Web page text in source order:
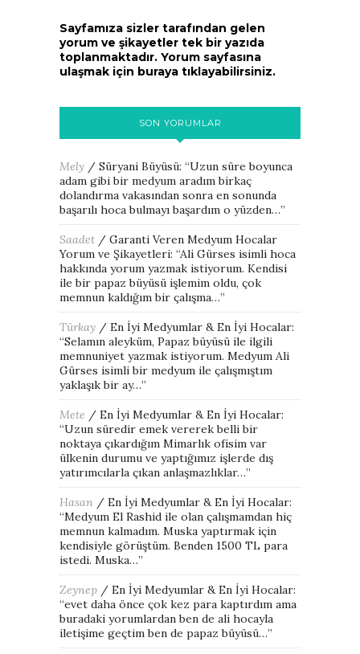
Sayfamıza sizler tarafından gelen
yorum ve şikayetler tek bir yazıda
toplanmaktadır. Yorum sayfasına
ulaşmak için buraya tıklayabilirsiniz.
SON YORUMLAR
Mely / Süryani Büyüsü: “Uzun süre boyunca
adam gibi bir medyum aradım birkaç
dolandırma vakasından sonra en sonunda
başarılı hoca bulmayı başardım o yüzden…”
Saadet / Garanti Veren Medyum Hocalar
Yorum ve Şikayetleri: “Ali Gürses isimli hoca
hakkında yorum yazmak istiyorum. Kendisi
ile bir papaz büyüsü işlemim oldu, çok
memnun kaldığım bir çalışma…”
Türkay / En İyi Medyumlar & En İyi Hocalar:
“Selamın aleyküm, Papaz büyüsü ile ilgili
memnuniyet yazmak istiyorum. Medyum Ali
Gürses isimli bir medyum ile çalışmıştım
yaklaşık bir ay…”
Mete / En İyi Medyumlar & En İyi Hocalar:
“Uzun süredir emek vererek belli bir
noktaya çıkardığım Mimarlık ofisim var
ülkenin durumu ve yaptığımız işlerde dış
yatırımcılarla çıkan anlaşmazlıklar…”
Hasan / En İyi Medyumlar & En İyi Hocalar:
“Medyum El Rashid ile olan çalışmamdan hiç
memnun kalmadım. Muska yaptırmak için
kendisiyle görüştüm. Benden 1500 TL para
istedi. Muska…”
Zeynep / En İyi Medyumlar & En İyi Hocalar:
“evet daha önce çok kez para kaptırdım ama
buradaki yorumlardan ben de ali hocayla
iletişime geçtim ben de papaz büyüsü…”